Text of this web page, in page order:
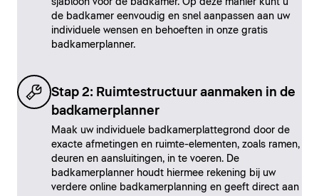
sjabloon voor de badkamer. Op deze manier kunt u
de badkamer eenvoudig en snel aanpassen aan uw
individuele wensen en behoeften in onze gratis
badkamerplanner.
Stap 2: Ruimtestructuur aanmaken in de
badkamerplanner
Maak uw individuele badkamerplattegrond door de
exacte afmetingen en ruimte-elementen, zoals ramen,
deuren en aansluitingen, in te voeren. De
badkamerplanner houdt hiermee rekening bij uw
verdere online badkamerplanning en geeft direct aan